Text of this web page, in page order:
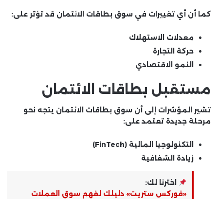
كما أن أي تغييرات في سوق بطاقات الائتمان قد تؤثر على:
معدلات الاستهلاك
حركة التجارة
النمو الاقتصادي
مستقبل بطاقات الائتمان
تشير المؤشرات إلى أن سوق بطاقات الائتمان يتجه نحو
مرحلة جديدة تعتمد على:
التكنولوجيا المالية (FinTech)
زيادة الشفافية
اخترنا لك:
«فوركس ستريت» دليلك لفهم سوق العملات